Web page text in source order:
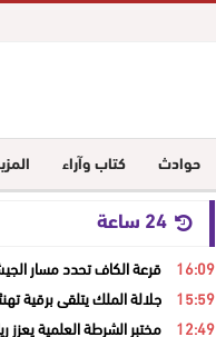
حوادث كتاب وآراء
16:09 قرعة الكاف تحدد مسار
15:59 جلالة الملك يتلقى برقية
12:49 مختبر الشرطة العلمية يعزز